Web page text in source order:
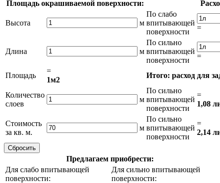
Площадь окрашиваемой поверхности:
Высота м
По слабо
впитывающей
поверхности
=
Длина м
По сильно
впитывающей
поверхности
=
Площадь
=
1м2
Итого: расход для
Количество
слоев
м
По сильно
впитывающей
поверхности
=
1,08
Стоимость
за кв. м.
м
По сильно
впитывающей
поверхности
=
2,14
Предлагаем приобрести:
Для слабо впитывающей
поверхности:
Для сильно впитывающей
поверхности: